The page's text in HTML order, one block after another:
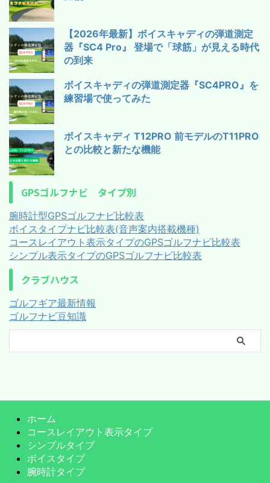
【2026年最新】ボイスキャディの弾道測定
器『SC4 Pro』 登場で「球筋」が見える時代
の到来
ボイスキャディの弾道測定器『SC4PRO』を
練習場で使ってみた
ボイスキャディ T12PRO 前モデルのT11PRO
との比較と新たな機能
GPSゴルフナビ タイプ別
腕時計型GPSゴルフナビ比較表
ボイスタイプナビ比較表(音声案内搭載機種)
コースレイアウト表示タイプのGPSゴルフナビ比較表
シンプル表示タイプのGPSゴルフナビ比較表
クラブハウス
ゴルフギア最新情報
ゴルフナビ豆知識
ホーム
コースレイアウト表示タイプ
シンプルタイプ
ボイスタイプ
腕時計タイプ